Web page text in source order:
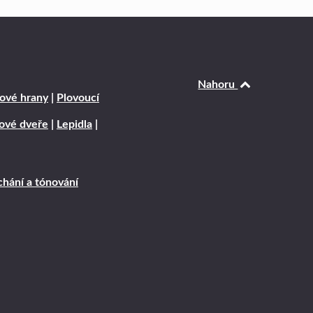
hrany| Plovoucí
dveře Lepidla
a tónování
Nahoru